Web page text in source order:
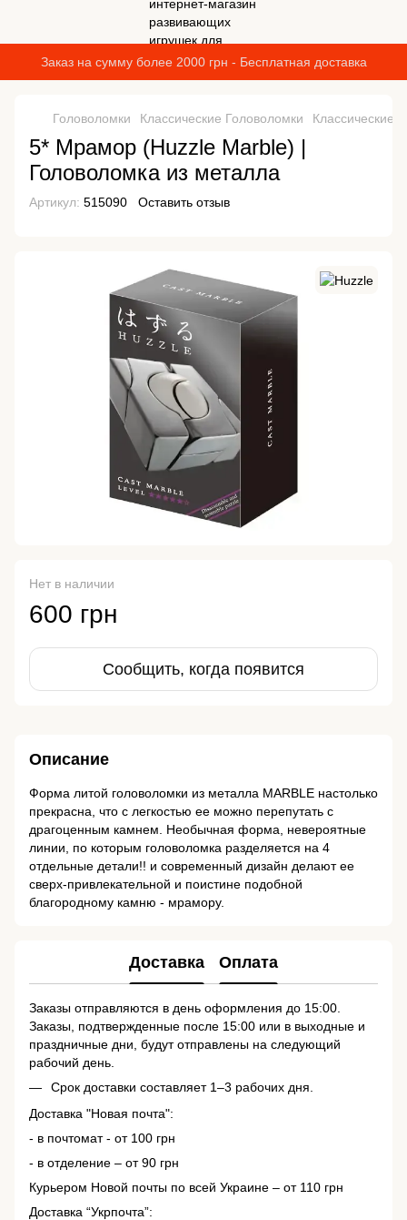
Заказ на сумму более 2000 грн - Бесплатная доставка
Головоломки Классические Головоломки Классические
5* Мрамор (Huzzle Marble) |
Головоломка из металла
Артикул: 515090 Оставить отзыв
Нет в наличии
600 грн
Сообщить, когда появится
Описание
Форма литой головоломки из металла MARBLE настолько
прекрасна, что с легкостью ее можно перепутать с
драгоценным камнем. Необычная форма, невероятные
линии, по которым головоломка разделяется на 4
отдельные детали!! и современный дизайн делают ее
сверх-привлекательной и поистине подобной
благородному камню - мрамору.
Доставка Оплата
Заказы отправляются в день оформления до 15:00.
Заказы, подтвержденные после 15:00 или в выходные и
праздничные дни, будут отправлены на следующий
рабочий день.
Срок доставки составляет 1–3 рабочих дня.
Доставка "Новая почта":
- в почтомат - от 100 грн
- в отделение – от 90 грн
Курьером Новой почты по всей Украине – от 110 грн
Доставка “Укрпочта”: